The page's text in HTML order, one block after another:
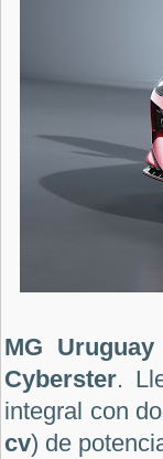
MG
Cyberster.
integral con
cv) de